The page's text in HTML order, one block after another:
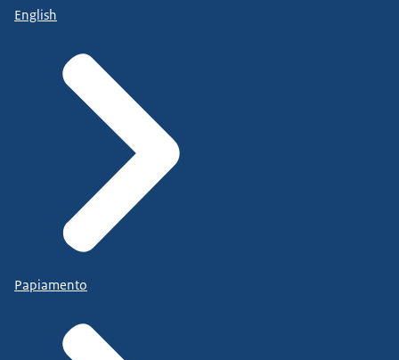
English
Papiamento